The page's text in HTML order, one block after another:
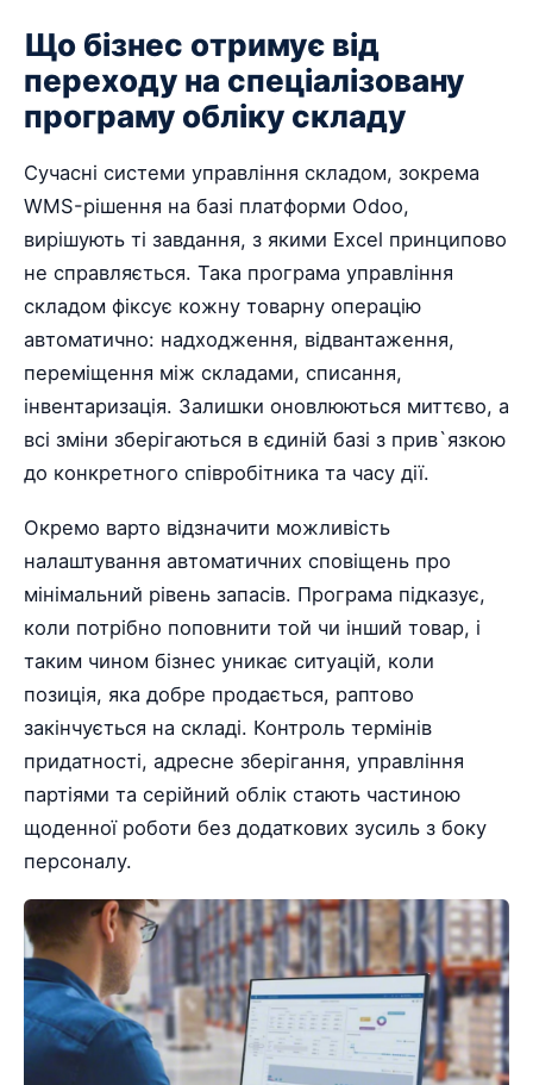
Що бізнес отримує від
переходу на спеціалізовану
програму обліку складу
Сучасні системи управління складом, зокрема
WMS-рішення на базі платформи Odoo,
вирішують ті завдання, з якими Excel принципово
не справляється. Така програма управління
складом фіксує кожну товарну операцію
автоматично: надходження, відвантаження,
переміщення між складами, списання,
інвентаризація. Залишки оновлюються миттєво, а
всі зміни зберігаються в єдиній базі з прив`язкою
до конкретного співробітника та часу дії.
Окремо варто відзначити можливість
налаштування автоматичних сповіщень про
мінімальний рівень запасів. Програма підказує,
коли потрібно поповнити той чи інший товар, і
таким чином бізнес уникає ситуацій, коли
позиція, яка добре продається, раптово
закінчується на складі. Контроль термінів
придатності, адресне зберігання, управління
партіями та серійний облік стають частиною
щоденної роботи без додаткових зусиль з боку
персоналу.